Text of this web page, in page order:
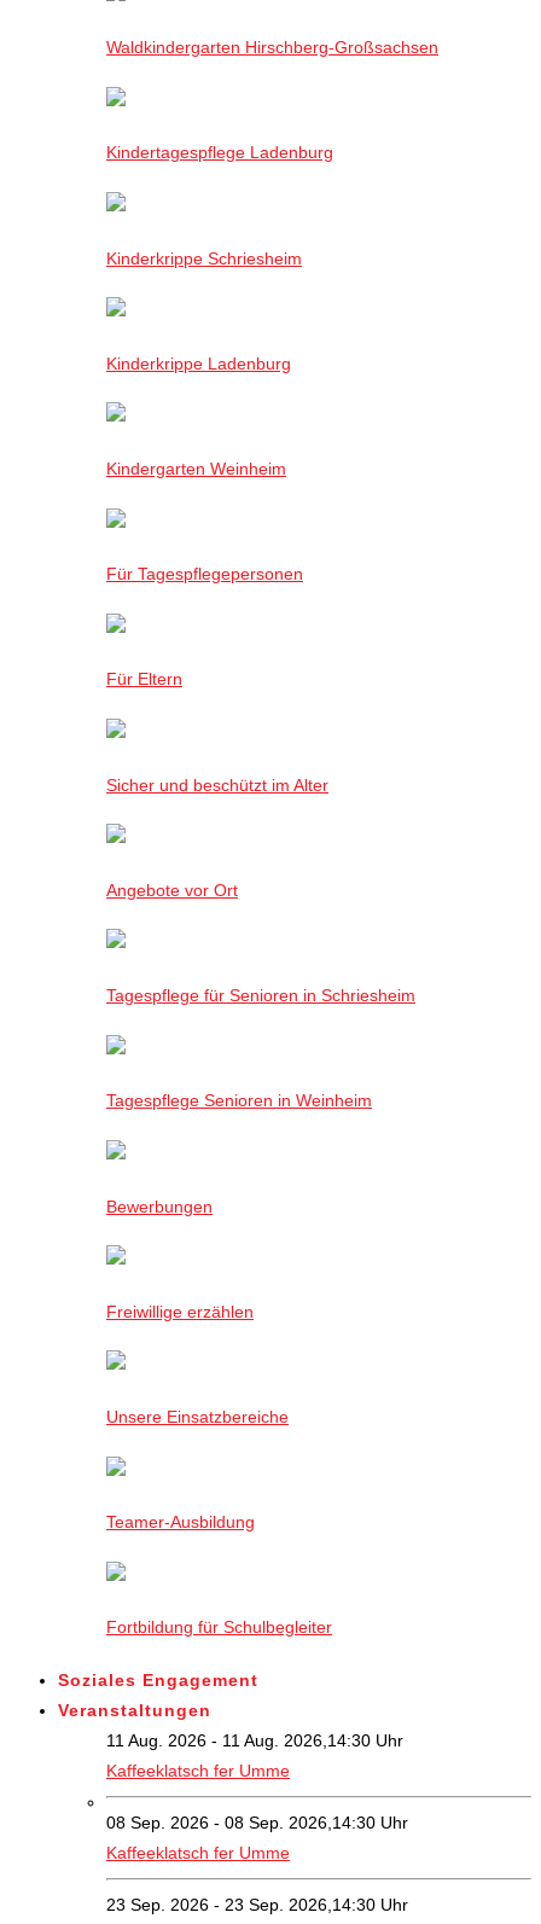
Waldkindergarten Hirschberg-Großsachsen
Kindertagespflege Ladenburg
Kinderkrippe Schriesheim
Kinderkrippe Ladenburg
Kindergarten Weinheim
Für Tagespflegepersonen
Für Eltern
Sicher und beschützt im Alter
Angebote vor Ort
Tagespflege für Senioren in Schriesheim
Tagespflege Senioren in Weinheim
Bewerbungen
Freiwillige erzählen
Unsere Einsatzbereiche
Teamer-Ausbildung
Fortbildung für Schulbegleiter
Soziales Engagement
Veranstaltungen
11 Aug. 2026 - 11 Aug. 2026,14:30 Uhr
Kaffeeklatsch fer Umme
08 Sep. 2026 - 08 Sep. 2026,14:30 Uhr
Kaffeeklatsch fer Umme
23 Sep. 2026 - 23 Sep. 2026,14:30 Uhr